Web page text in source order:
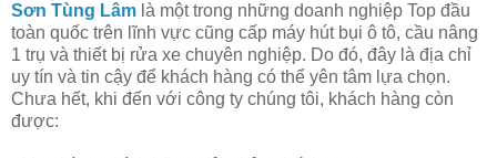
Sơn Tùng Lâm là một trong những doanh nghiệp Top đầu
toàn quốc trên lĩnh vực cũng cấp máy hút bụi ô tô, cầu nâng
1 trụ và thiết bị rửa xe chuyên nghiệp. Do đó, đây là địa chỉ
uy tín và tin cậy để khách hàng có thể yên tâm lựa chọn.
Chưa hết, khi đến với công ty chúng tôi, khách hàng còn
được: